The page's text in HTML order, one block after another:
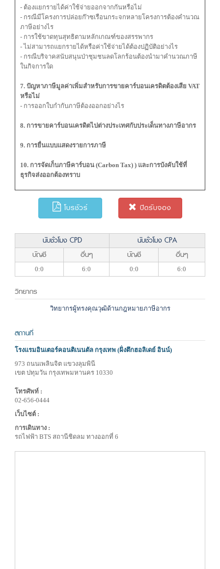
- ต้องแยกรายได้ค่าใช้จ่ายออกจากกันหรือไม่
- กรณีมีโครงการปล่อยก๊าซเรือนกระจกหลายโครงการต้องคำนวณ
ภาษีอย่างไร
- การใช้ขาดทุนสุทธิตามหลักเกณฑ์ของสรรพากร
- ไม่สามารถแยกรายได้หรือค่าใช้จ่ายได้ต้องปฏิบัติอย่างไร
- กรณีบริจาคสนับสนุนป่าชุมชนลดโลกร้อนต้องนำมาคำนวณภาษี
ในกิจการใด
7. ปัญหาภาษีมูลค่าเพิ่มสำหรับการขายคาร์บอนเครดิตต้องเสีย VAT
หรือไม่
- การออกใบกำกับภาษีต้องออกอย่างไร
8. การขายคาร์บอนเครดิตไปต่างประเทศกับประเด็นทางภาษีอากร
9. การยื่นแบบแสดงรายการภาษี
10. การจัดเก็บภาษีคาร์บอน (Carbon Tax) ) และการบังคับใช้ที่
ธุรกิจส่งออกต้องทราบ
โบรชัวร์ ปิดรับจอง
นับชั่วโมง CPD
นับชั่วโมง CPA
บัญชี
อื่นๆ บัญชี อื่นๆ
0:0 6:0 0:0 6:0
วิทยากร
วิทยากรผู้ทรงคุณวุฒิด้านกฎหมายภาษีอากร
สถานที่
โรงแรมอินเตอร์คอนติเนนตัล กรุงเทพ (ฝั่งตึกฮอลิเดย์ อินน์)
973 ถนนเพลินจิต แขวงลุมพินี
เขต ปทุมวัน กรุงเทพมหานคร 10330
โทรศัพท์ :
02-656-0444
เว็บไซต์ :
การเดินทาง :
รถไฟฟ้า BTS สถานีชิดลม ทางออกที่ 6